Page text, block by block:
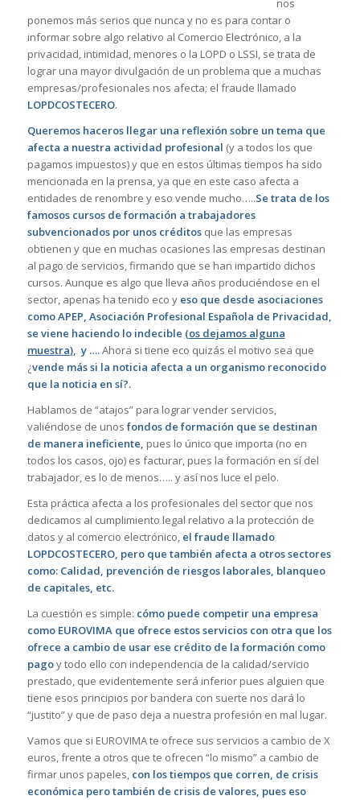
nos
ponemos más serios que nunca y no es para contar o
informar sobre algo relativo al Comercio Electrónico, a la
privacidad, intimidad, menores o la LOPD o LSSI, se trata de
lograr una mayor divulgación de un problema que a muchas
empresas/profesionales nos afecta; el fraude llamado
LOPDCOSTECERO.
Queremos haceros llegar una reflexión sobre un tema que
afecta a nuestra actividad profesional (y a todos los que
pagamos impuestos) y que en estos últimas tiempos ha sido
mencionada en la prensa, ya que en este caso afecta a
entidades de renombre y eso vende mucho…..Se trata de los
famosos cursos de formación a trabajadores
subvencionados por unos créditos que las empresas
obtienen y que en muchas ocasiones las empresas destinan
al pago de servicios, firmando que se han impartido dichos
cursos. Aunque es algo que lleva años produciéndose en el
sector, apenas ha tenido eco y eso que desde asociaciones
como APEP, Asociación Profesional Española de Privacidad,
se viene haciendo lo indecible (os dejamos alguna
muestra), y ….Ahora si tiene eco quizás el motivo sea que
¿vende más si la noticia afecta a un organismo reconocido
que la noticia en sí?.
Hablamos de “atajos” para lograr vender servicios,
valiéndose de unos fondos de formación que se destinan
de manera ineficiente, pues lo único que importa (no en
todos los casos, ojo) es facturar, pues la formación en sí del
trabajador, es lo de menos….. y así nos luce el pelo.
Esta práctica afecta a los profesionales del sector que nos
dedicamos al cumplimiento legal relativo a la protección de
datos y al comercio electrónico, el fraude llamado
LOPDCOSTECERO, pero que también afecta a otros sectores
como: Calidad, prevención de riesgos laborales, blanqueo
de capitales, etc.
La cuestión es simple: cómo puede competir una empresa
como EUROVIMA que ofrece estos servicios con otra que los
ofrece a cambio de usar ese crédito de la formación como
pagoy todo ello con independencia de la calidad/servicio
prestado, que evidentemente será inferior pues alguien que
tiene esos principios por bandera con suerte nos dará lo
“justito” y que de paso deja a nuestra profesión en mal lugar.
Vamos que si EUROVIMA te ofrece sus servicios a cambio de X
euros, frente a otros que te ofrecen “lo mismo” a cambio de
firmar unos papeles, con los tiempos que corren, de crisis
económica pero también de crisis de valores, pues eso